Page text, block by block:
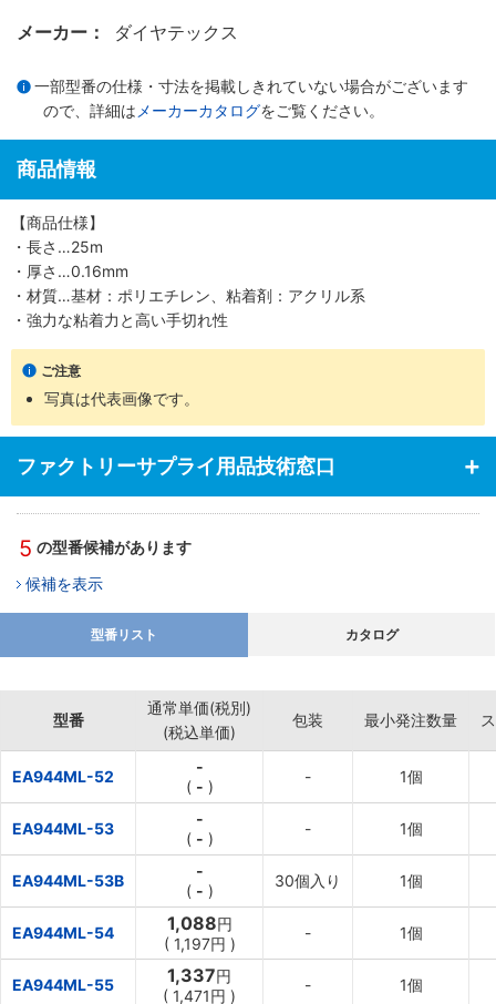
メーカー： ダイヤテックス
一部型番の仕様・寸法を掲載しきれていない場合がございます
ので、詳細は メーカーカタログをご覧ください。
商品情報
【商品仕様】
・長さ…25m
・厚さ…0.16mm
・材質…基材：ポリエチレン、粘着剤：アクリル系
・強力な粘着力と高い手切れ性
ご注意
写真は代表画像です。
ファクトリーサプライ用品技術窓口
5 の型番候補があります
候補を表示
型番リスト カタログ
型番
通常単価(税別)
(税込単価)
包装 最小発注数量
EA944ML-52
-
( - )
- 1個
EA944ML-53
-
( - )
- 1個
EA944ML-53B
-
( - )
30個入り 1個
EA944ML-54 1,088円
( 1,197円 )
- 1個
EA944ML-55 1,337円
( 1,471円 )
- 1個